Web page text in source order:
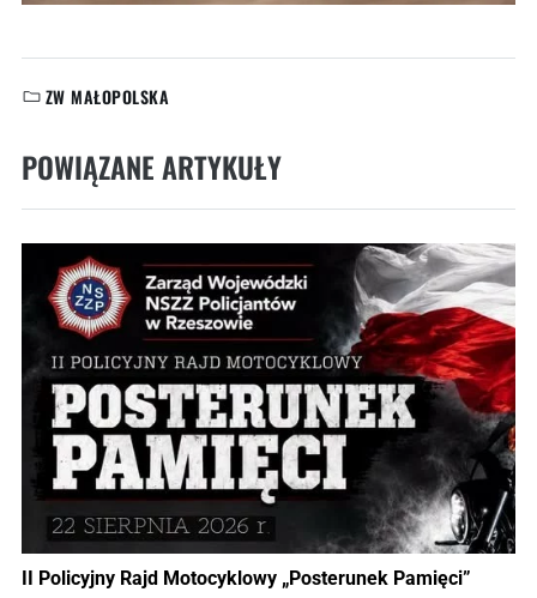
KATEGORIE:
ZW MAŁOPOLSKA
POWIĄZANE ARTYKUŁY
II Policyjny Rajd Motocyklowy „Posterunek Pamięci”